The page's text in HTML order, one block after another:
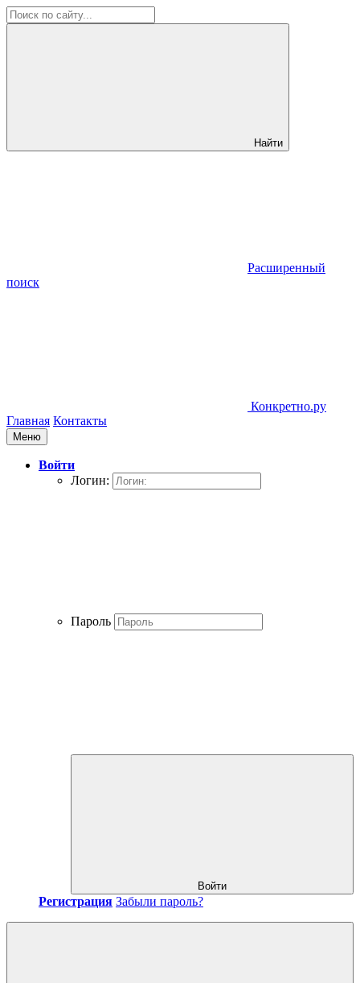
Найти
Расширенный
поиск
Конкретно.ру
Главная Контакты
Меню
Войти
Логин:
Пароль
Войти
Регистрация Забыли пароль?